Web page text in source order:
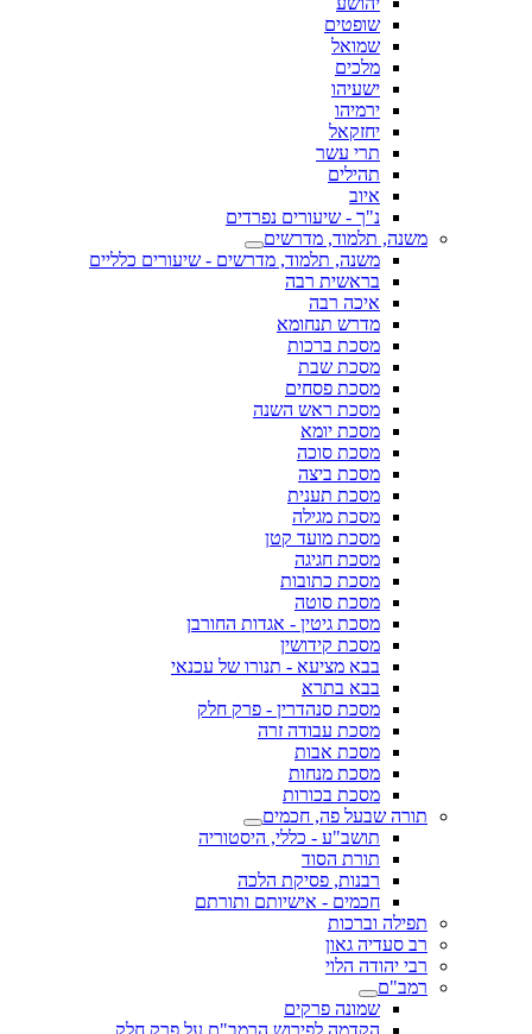
שופטים
שמואל
מלכים
ישעיהו
ירמיהו
יחזקאל
תרי עשר
תהילים
איוב
נ"ך - שיעורים נפרדים
משנה, תלמוד, מדרשים
משנה, תלמוד, מדרשים - שיעורים כלליים
בראשית רבה
איכה רבה
מדרש תנחומא
מסכת ברכות
מסכת שבת
מסכת פסחים
מסכת ראש השנה
מסכת יומא
מסכת סוכה
מסכת ביצה
מסכת תענית
מסכת מגילה
מסכת מועד קטן
מסכת חגיגה
מסכת כתובות
מסכת סוטה
מסכת גיטין - אגדות החורבן
מסכת קידושין
בבא מציעא - תנורו של עכנאי
בבא בתרא
מסכת סנהדרין - פרק חלק
מסכת עבודה זרה
מסכת אבות
מסכת מנחות
מסכת בכורות
תורה שבעל פה, חכמים
תושב"ע - כללי, היסטוריה
תורת הסוד
רבנות, פסיקת הלכה
חכמים - אישיותם ותורתם
תפילה וברכות
רב סעדיה גאון
רבי יהודה הלוי
רמב"ם
שמונה פרקים
הקדמה לפירוש הרמב"ם על פרק חלק